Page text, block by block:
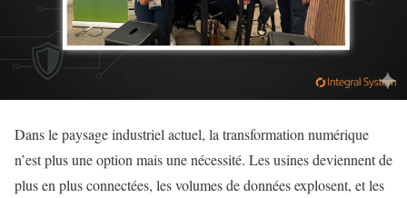
Dans le paysage industriel actuel, la transformation numérique
n’est plus une option mais une nécessité. Les usines deviennent de
plus en plus connectées, les volumes de données explosent, et les